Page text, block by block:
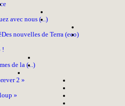
avec nous (...)
Des nouvelles de Terra (eco)
!
de la (...)
2 »
»